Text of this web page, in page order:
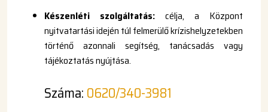
Készenléti szolgáltatás: célja, a Központ
nyitvatartási idején túl felmerülő krízishelyzetekben
történő azonnali segítség, tanácsadás vagy
tájékoztatás nyújtása.
Száma: 0620/340-3981